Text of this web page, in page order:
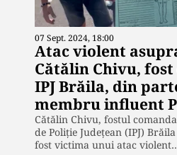
07 Sept. 2024, 18:00
Atac violent
Cătălin Chivu,
IPJ Brăila, din
membru influent
Cătălin Chivu, fostul
de Poliție Județean (IPJ)
fost victima unui atac